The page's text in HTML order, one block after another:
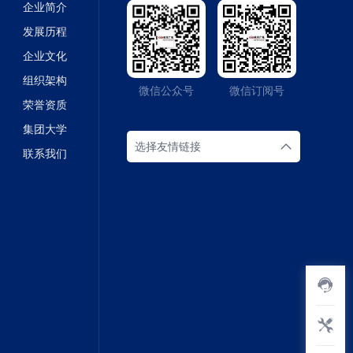
企业简介
发展历程
企业文化
组织架构
荣誉资质
集团大学
联系我们
微信公众号 微信订阅号
选择友情链接